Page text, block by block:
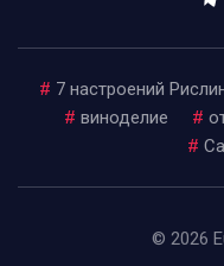
# 7 настроений
# виноделие #
#
© 2026